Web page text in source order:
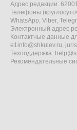
Адрес редакции:
Телефоны
WhatsApp, Viber,
Электронный адрес
Контактные данные
e1info@shkulev.ru,
Техподдержка:
Рекомендательные